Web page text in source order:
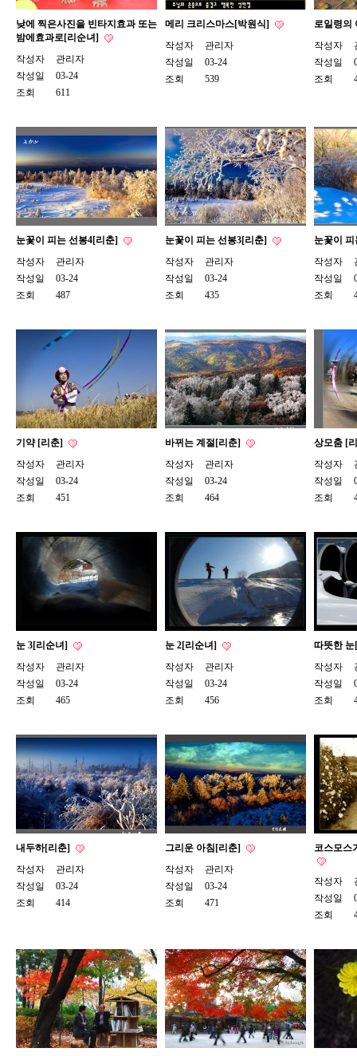
낮에 찍은사진을 빈타지효과 또는
밤에효과로[리순녀]
작성자
관리자
작성일
03-24
조회
611
메리 크리스마스[박원식]
작성자
관리자
작성일
03-24
조회
539
로일령의
작성자
작성일
조회
눈꽃이 피는 선봉4[리춘]
작성자
관리자
작성일
03-24
조회
487
눈꽃이 피는 선봉3[리춘]
작성자
관리자
작성일
03-24
조회
435
눈꽃이
작성자
작성일
조회
기약 [리춘]
작성자
관리자
작성일
03-24
조회
451
바뀌는 계절[리춘]
작성자
관리자
작성일
03-24
조회
464
상모춤 [
작성자
작성일
조회
눈 3[리순녀]
작성자
관리자
작성일
03-24
조회
465
눈 2[리순녀]
작성자
관리자
작성일
03-24
조회
456
따뜻한
작성자
작성일
조회
내두하[리춘]
작성자
관리자
작성일
03-24
조회
414
그리운 아침[리춘]
작성자
관리자
작성일
03-24
조회
471
코스모스
작성자
작성일
조회